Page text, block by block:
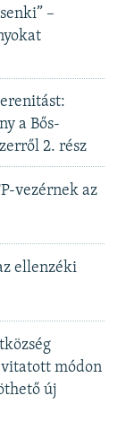
–
a Bős-
2. rész
vezérnek az
ellenzéki
módon
új